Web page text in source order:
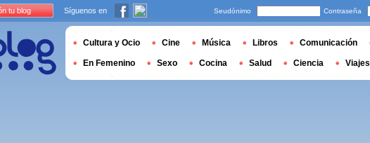
tu blog Síguenos en Seudónimo Contraseña
Cultura y Ocio Cine Música Libros Comunicación
En Femenino Sexo Cocina Salud Ciencia Viajes